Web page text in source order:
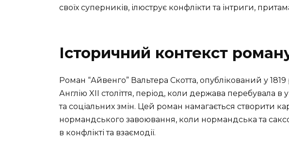
своїх суперників, ілюструє конфлікти та інтриги,
Історичний контекст
Роман “Айвенго” Вальтера Скотта, опублікований у
Англію XII століття, період, коли держава перебувала в
та соціальних змін. Цей роман намагається створити
нормандського завоювання, коли нормандська та
в конфлікті та взаємодії.